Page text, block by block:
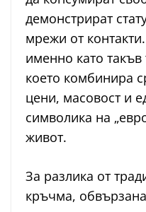
демонстрират
мрежи от
именно като такъв
което комбинира
цени, масовост и
символика на
живот.
За разлика от
кръчма,